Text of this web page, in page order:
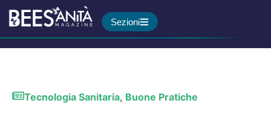
Sezioni
Tecnologia Sanitaria, Buone Pratiche